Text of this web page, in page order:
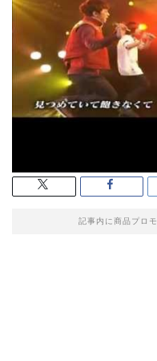
記事内に商品プロ